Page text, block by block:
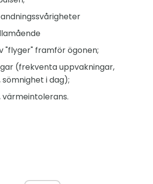
"flyger" framför ögonen;
(frekventa uppvakningar,
i dag);